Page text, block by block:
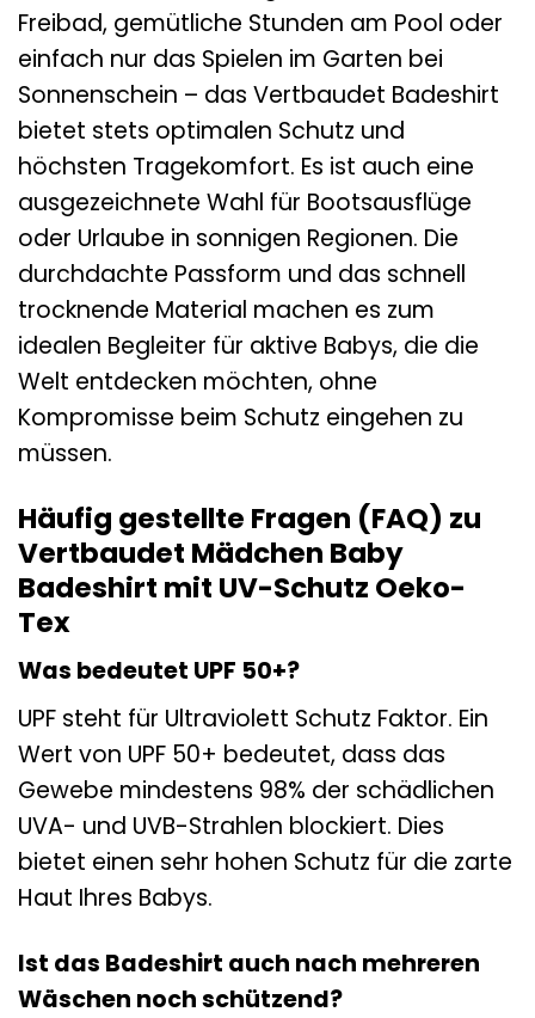
Freibad, gemütliche Stunden am Pool oder
einfach nur das Spielen im Garten bei
Sonnenschein – das Vertbaudet Badeshirt
bietet stets optimalen Schutz und
höchsten Tragekomfort. Es ist auch eine
ausgezeichnete Wahl für Bootsausflüge
oder Urlaube in sonnigen Regionen. Die
durchdachte Passform und das schnell
trocknende Material machen es zum
idealen Begleiter für aktive Babys, die die
Welt entdecken möchten, ohne
Kompromisse beim Schutz eingehen zu
müssen.
Häufig gestellte Fragen (FAQ) zu
Vertbaudet Mädchen Baby
Badeshirt mit UV-Schutz Oeko-
Tex
Was bedeutet UPF 50+?
UPF steht für Ultraviolett Schutz Faktor. Ein
Wert von UPF 50+ bedeutet, dass das
Gewebe mindestens 98% der schädlichen
UVA- und UVB-Strahlen blockiert. Dies
bietet einen sehr hohen Schutz für die zarte
Haut Ihres Babys.
Ist das Badeshirt auch nach mehreren
Wäschen noch schützend?